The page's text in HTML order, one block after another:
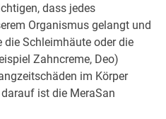
dass jedes
Organismus gelangt und
die Schleimhäute oder die
Zahncreme, Deo)
im Körper
ist die MeraSan